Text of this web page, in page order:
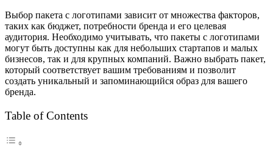
Выбор пакета с логотипами зависит от множества факторов,
таких как бюджет, потребности бренда и его целевая
аудитория. Необходимо учитывать, что пакеты с логотипами
могут быть доступны как для небольших стартапов и малых
бизнесов, так и для крупных компаний. Важно выбрать пакет,
который соответствует вашим требованиям и позволит
создать уникальный и запоминающийся образ для вашего
бренда.
Table of Contents